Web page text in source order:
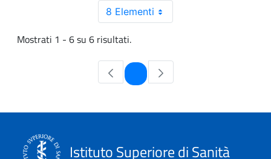
8 Elementi
Mostrati 1 - 6 su 6 risultati.
Pagina
Istituto Superiore di Sanità